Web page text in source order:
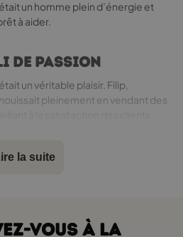
un homme plein d’énergie et
à aider.
de passion
un véritable plaisir. Filip,
pleinement en vendant des
son métier, car chaque jour lui
mesure pour Olek
la suite
VOUS À LA